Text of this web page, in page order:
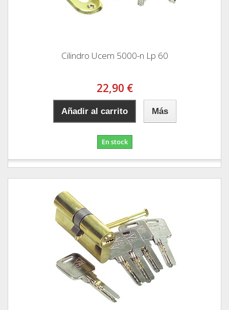
Cilindro Ucem 5000-n Lp 60
22,90 €
Añadir al carrito Más
En stock